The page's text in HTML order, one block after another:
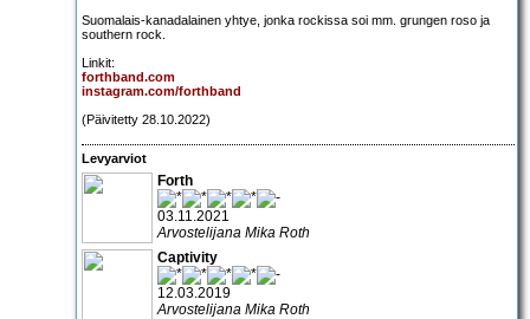
Suomalais-kanadalainen yhtye, jonka rockissa soi mm. grungen roso ja
southern rock.
Linkit:
forthband.com
instagram.com/forthband
(Päivitetty 28.10.2022)
Levyarviot
Forth
03.11.2021
Arvostelijana Mika Roth
Captivity
12.03.2019
Arvostelijana Mika Roth